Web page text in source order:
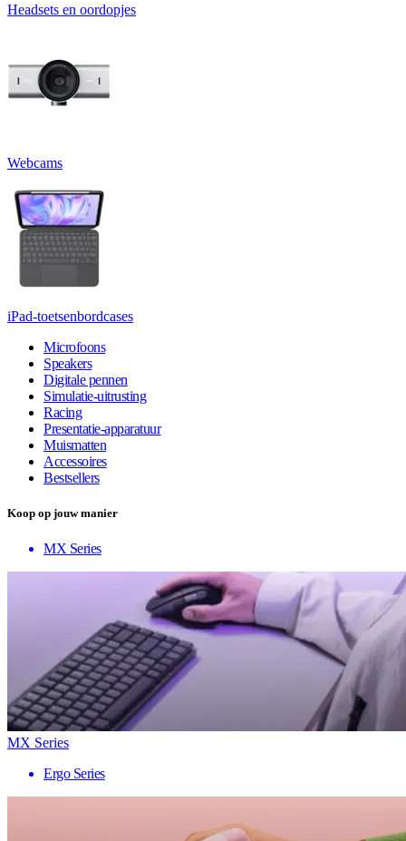
Headsets en oordopjes
Webcams
iPad-toetsenbordcases
Microfoons
Speakers
Digitale pennen
Simulatie-uitrusting
Racing
Presentatie-apparatuur
Muismatten
Accessoires
Bestsellers
Koop op jouw manier
MX Series
MX Series
Ergo Series